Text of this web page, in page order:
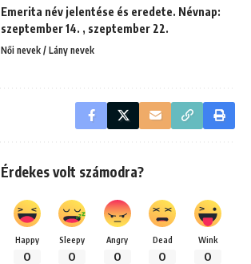
Emerita név jelentése és eredete. Névnap:
szeptember 14. , szeptember 22.
Női nevek / Lány nevek
Érdekes volt számodra?
Happy
0
Sleepy
0
Angry
0
Dead
0
Wink
0